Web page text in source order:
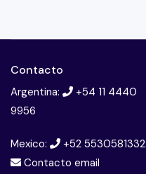
Contacto
Argentina:
+54 11 4440
9956
Mexico:
+52 5530581332
Contacto email